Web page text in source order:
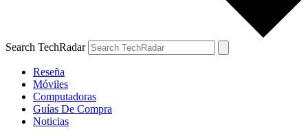
Search TechRadar
Reseña
Móviles
Computadoras
Guías De Compra
Noticias